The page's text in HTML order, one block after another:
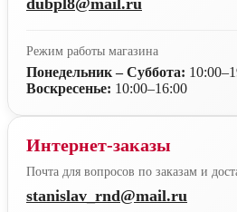
Режим работы магазина
Понедельник – Суббота:
Воскресенье: 10:00–16:00
Интернет-заказы
Почта для вопросов по заказам и
stanislav_rnd@mail.ru